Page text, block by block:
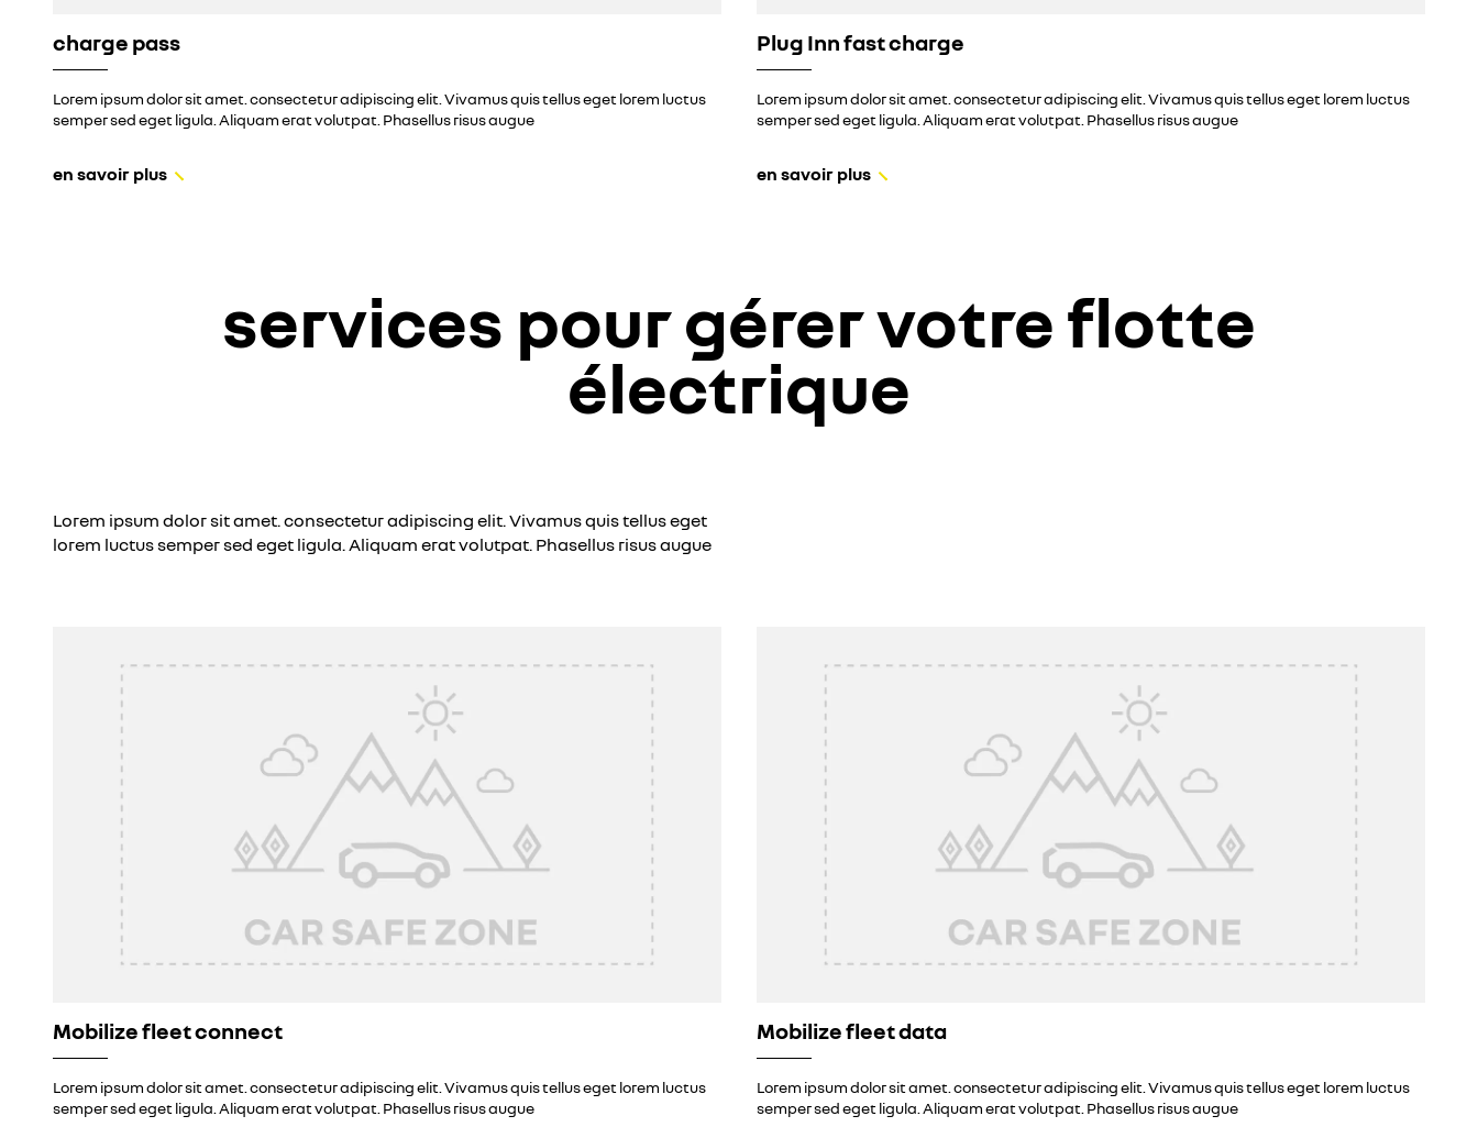
charge pass
Lorem ipsum dolor sit amet. consectetur adipiscing elit. Vivamus quis tellus eget lorem luctus
semper sed eget ligula. Aliquam erat volutpat. Phasellus risus augue
en savoir plus
Plug Inn fast charge
Lorem ipsum dolor sit amet. consectetur adipiscing elit. Vivamus quis tellus eget lorem luctus
semper sed eget ligula. Aliquam erat volutpat. Phasellus risus augue
en savoir plus
services pour gérer votre flotte
électrique
Lorem ipsum dolor sit amet. consectetur adipiscing elit. Vivamus quis tellus eget
lorem luctus semper sed eget ligula. Aliquam erat volutpat. Phasellus risus augue
Mobilize fleet connect
Lorem ipsum dolor sit amet. consectetur adipiscing elit. Vivamus quis tellus eget lorem luctus
semper sed eget ligula. Aliquam erat volutpat. Phasellus risus augue
Mobilize fleet data
Lorem ipsum dolor sit amet. consectetur adipiscing elit. Vivamus quis tellus eget lorem luctus
semper sed eget ligula. Aliquam erat volutpat. Phasellus risus augue